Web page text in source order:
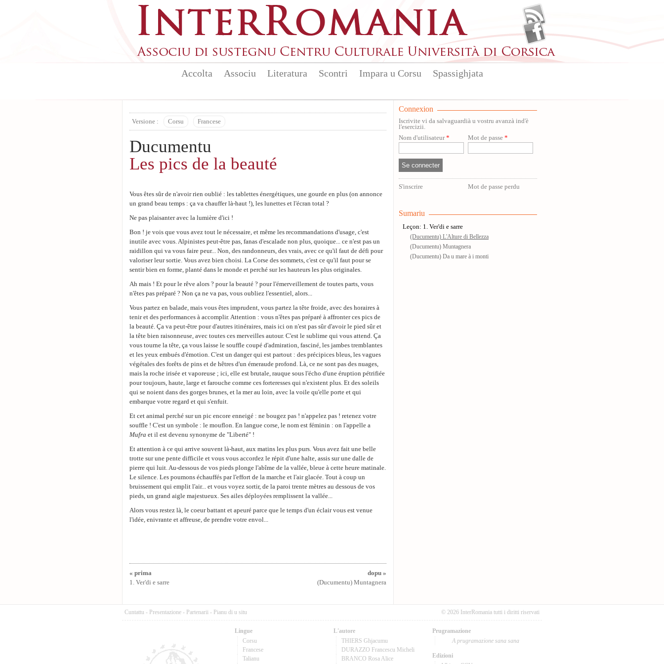
Accolta Associu Literatura Scontri Impara u Corsu Spassighjata
Versione : Corsu Francese
Ducumentu
Les pics de la beauté
Vous êtes sûr de n'avoir rien oublié : les tablettes énergétiques, une gourde en plus (on annonce
un grand beau temps : ça va chauffer là-haut !), les lunettes et l'écran total ?
Ne pas plaisanter avec la lumière d'ici !
Bon ! je vois que vous avez tout le nécessaire, et même les recommandations d'usage, c'est
inutile avec vous. Alpinistes peut-être pas, fanas d'escalade non plus, quoique... ce n'est pas un
raidillon qui va vous faire peur... Non, des randonneurs, des vrais, avec ce qu'il faut de défi pour
valoriser leur sortie. Vous avez bien choisi. La Corse des sommets, c'est ce qu'il faut pour se
sentir bien en forme, planté dans le monde et perché sur les hauteurs les plus originales.
Ah mais ! Et pour le rêve alors ? pour la beauté ? pour l'émerveillement de toutes parts, vous
n'êtes pas préparé ? Non ça ne va pas, vous oubliez l'essentiel, alors...
Vous partez en balade, mais vous êtes imprudent, vous partez la tête froide, avec des horaires à
tenir et des performances à accomplir. Attention : vous n'êtes pas préparé à affronter ces pics de
la beauté. Ça va peut-être pour d'autres itinéraires, mais ici on n'est pas sûr d'avoir le pied sûr et
la tête bien raisonneuse, avec toutes ces merveilles autour. C'est le sublime qui vous attend. Ça
vous tourne la tête, ça vous laisse le souffle coupé d'admiration, fasciné, les jambes tremblantes
et les yeux embués d'émotion. C'est un danger qui est partout : des précipices bleus, les vagues
végétales des forêts de pins et de hêtres d'un émeraude profond. Là, ce ne sont pas des nuages,
mais la roche irisée et vaporeuse ; ici, elle est brutale, rauque sous l'écho d'une éruption pétrifiée
pour toujours, haute, large et farouche comme ces forteresses qui n'existent plus. Et des soleils
qui se noient dans des gorges brunes, et la mer au loin, avec la voile qu'elle porte et qui
embarque votre regard et qui s'enfuit.
Et cet animal perché sur un pic encore enneigé : ne bougez pas ! n'appelez pas ! retenez votre
souffle ! C'est un symbole : le mouflon. En langue corse, le nom est féminin : on l'appelle a
Mufra et il est devenu synonyme de "Liberté" !
Et attention à ce qui arrive souvent là-haut, aux matins les plus purs. Vous avez fait une belle
trotte sur une pente difficile et vous vous accordez le répit d'une halte, assis sur une dalle de
pierre qui luit. Au-dessous de vos pieds plonge l'abîme de la vallée, bleue à cette heure matinale.
Le silence. Les poumons échauffés par l'effort de la marche et l'air glacée. Tout à coup un
bruissement qui emplit l'air... et vous voyez sortir, de la paroi trente mètres au dessous de vos
pieds, un grand aigle majestueux. Ses ailes déployées remplissent la vallée...
Alors vous restez là, le coeur battant et apeuré parce que le temps d'un éclair vous est venue
l'idée, enivrante et affreuse, de prendre votre envol...
« prima
1. Ver'di e sarre
dopu »
(Ducumentu) Muntagnera
Connexion
Iscrivite vi da salvaguardià u vostru avanzà ind'è
l'esercizii.
Nom d'utilisateur* Mot de passe *
S'inscrire Mot de passe perdu
Sumariu
Leçon: 1. Ver'di e sarre
(Ducumentu) L'Alture di Bellezza
(Ducumentu) Muntagnera
(Ducumentu) Da u mare à i monti
Cuntattu - Presentazione - Partenarii - Pianu di u situ © 2026 InterRomania tutti i diritti riservati
Lingue
Corsu
Francese
Talianu
L'autore
THIERS Ghjacumu
DURAZZO Francescu Micheli
BRANCO Rosa Alice
Prugramazione
A prugramazione sana sana
Edizioni